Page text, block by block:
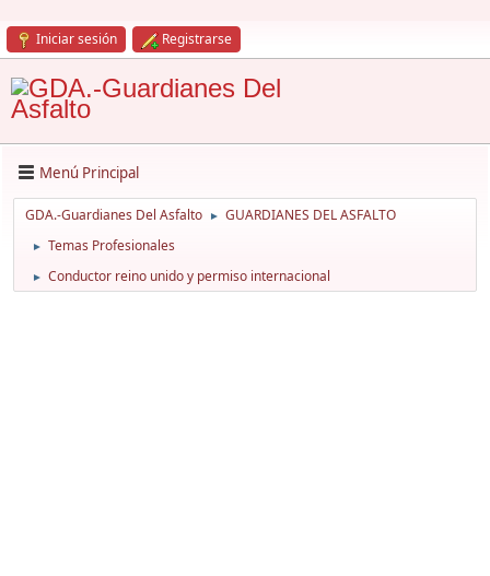
Iniciar sesión Registrarse
Menú Principal
GDA.-Guardianes Del Asfalto ► GUARDIANES DEL ASFALTO
► Temas Profesionales
► Conductor reino unido y permiso internacional